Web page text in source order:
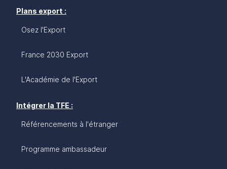
Plans export :
Osez l'Export
France 2030 Export
L'Académie de l'Export
Intégrer la TFE :
Référencements à l'étranger
Programme ambassadeur